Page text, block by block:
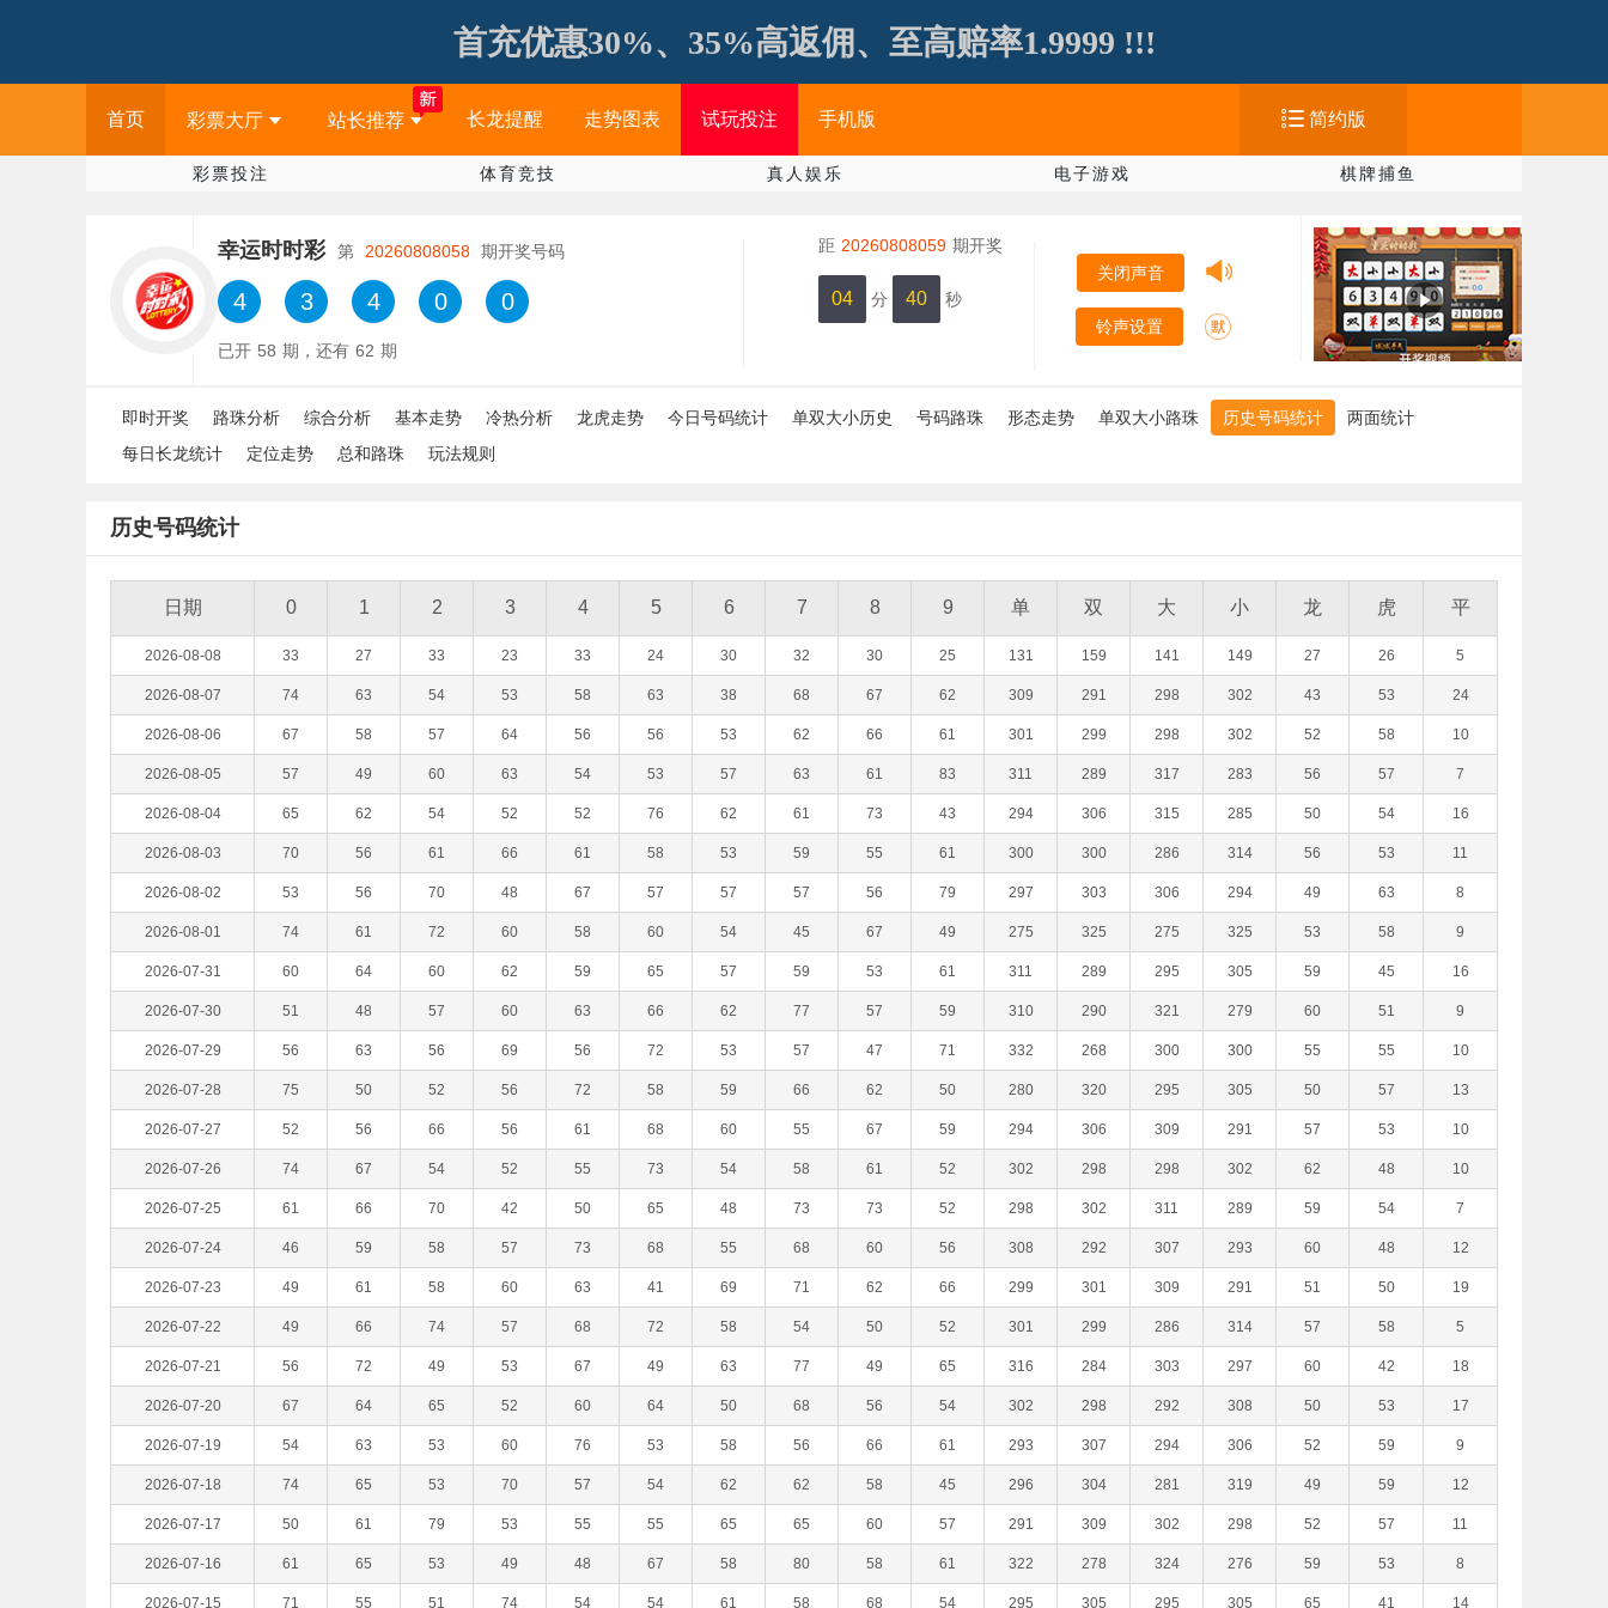
首充优惠30%、35%高返佣、至高赔率1.9999 !!!
首页 彩票大厅 站长推荐 长龙提醒 走势图表 试玩投注 手机版 简约版
彩票投注 体育竞技 真人娱乐 电子游戏 棋牌捕鱼
幸运时时彩 第 20260808058 期开奖号码
4 3 4 0 0
已开 58 期，还有 62 期
距 20260808059 期开奖
仅有
04 分 39 秒
关闭声音
铃声设置
即时开奖 路珠分析 综合分析 基本走势 冷热分析 龙虎走势 今日号码统计 单双大小历史 号码路珠 形态走势 单双大小路珠 历史号码统计
两面统计
每日长龙统计
定位走势 总和路珠 玩法规则
历史号码统计
日期 0 1 2 3 4 5 6 7 8 9 单 双 大 小 龙 虎 平
2026-08-08 33 27 33 23 33 24 30 32 30 25 131 159 141 149 27 26 5
2026-08-07 74 63 54 53 58 63 38 68 67 62 309 291 298 302 43 53 24
2026-08-06 67 58 57 64 56 56 53 62 66 61 301 299 298 302 52 58 10
2026-08-05 57 49 60 63 54 53 57 63 61 83 311 289 317 283 56 57 7
2026-08-04 65 62 54 52 52 76 62 61 73 43 294 306 315 285 50 54 16
2026-08-03 70 56 61 66 61 58 53 59 55 61 300 300 286 314 56 53 11
2026-08-02 53 56 70 48 67 57 57 57 56 79 297 303 306 294 49 63 8
2026-08-01 74 61 72 60 58 60 54 45 67 49 275 325 275 325 53 58 9
2026-07-31 60 64 60 62 59 65 57 59 53 61 311 289 295 305 59 45 16
2026-07-30 51 48 57 60 63 66 62 77 57 59 310 290 321 279 60 51 9
2026-07-29 56 63 56 69 56 72 53 57 47 71 332 268 300 300 55 55 10
2026-07-28 75 50 52 56 72 58 59 66 62 50 280 320 295 305 50 57 13
2026-07-27 52 56 66 56 61 68 60 55 67 59 294 306 309 291 57 53 10
2026-07-26 74 67 54 52 55 73 54 58 61 52 302 298 298 302 62 48 10
2026-07-25 61 66 70 42 50 65 48 73 73 52 298 302 311 289 59 54 7
2026-07-24 46 59 58 57 73 68 55 68 60 56 308 292 307 293 60 48 12
2026-07-23 49 61 58 60 63 41 69 71 62 66 299 301 309 291 51 50 19
2026-07-22 49 66 74 57 68 72 58 54 50 52 301 299 286 314 57 58 5
2026-07-21 56 72 49 53 67 49 63 77 49 65 316 284 303 297 60 42 18
2026-07-20 67 64 65 52 60 64 50 68 56 54 302 298 292 308 50 53 17
2026-07-19 54 63 53 60 76 53 58 56 66 61 293 307 294 306 52 59 9
2026-07-18 74 65 53 70 57 54 62 62 58 45 296 304 281 319 49 59 12
2026-07-17 50 61 79 53 55 55 65 65 60 57 291 309 302 298 52 57 11
2026-07-16 61 65 53 49 48 67 58 80 58 61 322 278 324 276 59 53 8
2026-07-15 71 55 51 74 54 54 61 58 68 54 295 305 295 305 65 41 14